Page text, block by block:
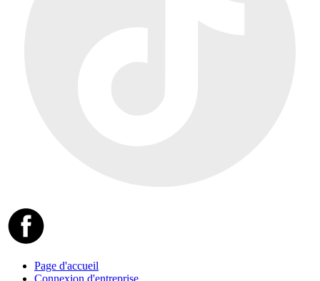
Page d'accueil